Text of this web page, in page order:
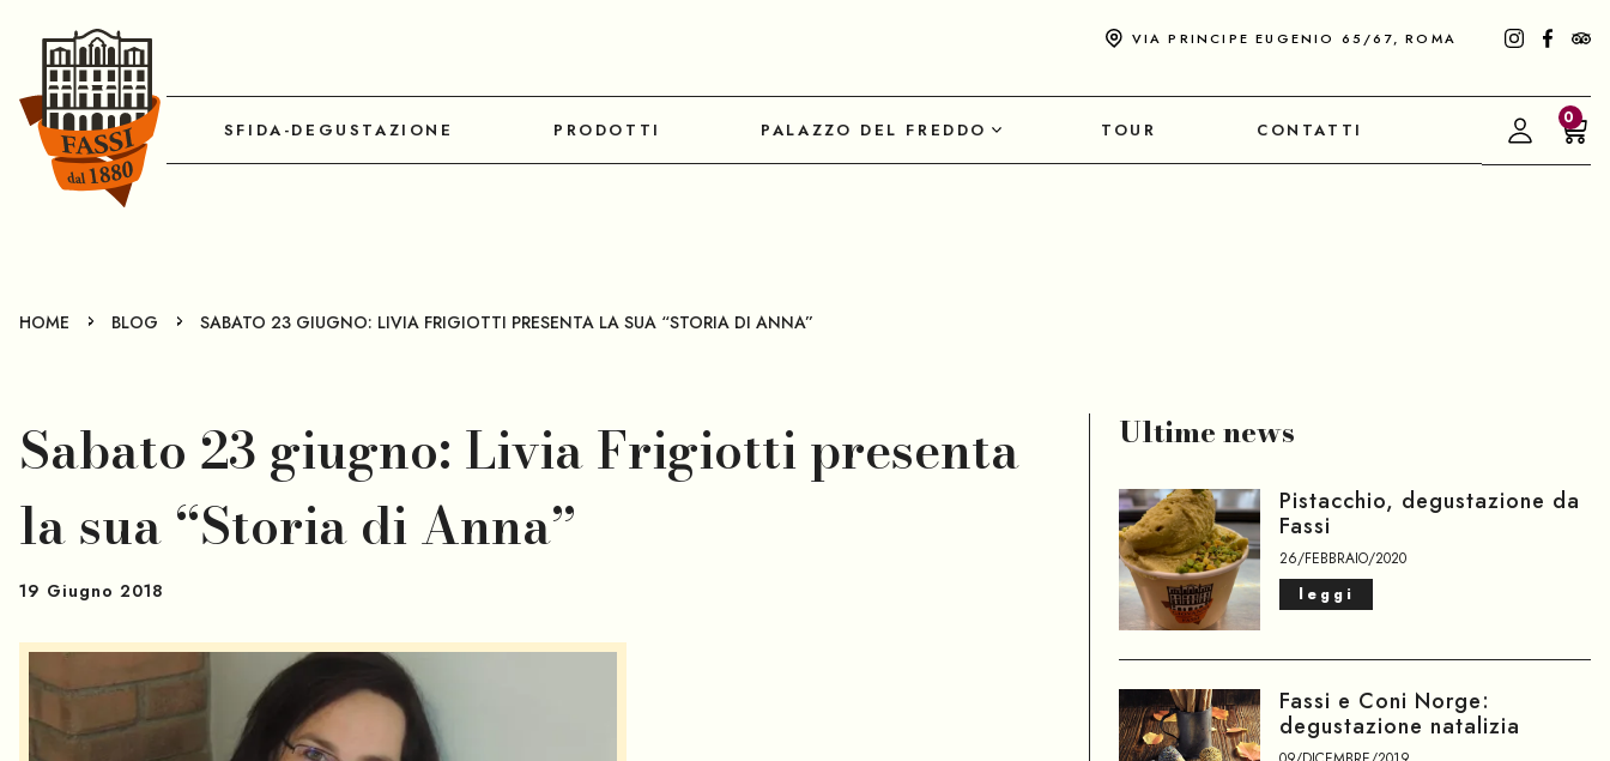
VIA PRINCIPE EUGENIO 65/67, ROMA
SFIDA-DEGUSTAZIONE PRODOTTI PALAZZO DEL FREDDO TOUR CONTATTI
0
HOME - BLOG - SABATO 23 GIUGNO: LIVIA FRIGIOTTI PRESENTA LA SUA “STORIA DI ANNA”
Sabato 23 giugno: Livia Frigiotti presenta
la sua “Storia di Anna”
19 Giugno 2018
Ultime news
Pistacchio, degustazione da
Fassi
26/FEBBRAIO/2020
leggi
Fassi e Coni Norge:
degustazione natalizia